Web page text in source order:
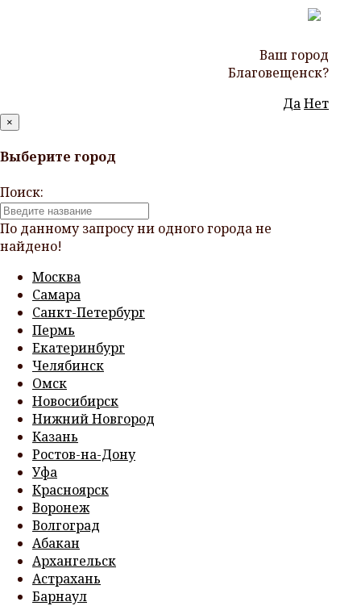
Ваш город
Благовещенск?
ДаНет
×
Выберите город
Поиск:
По данному запросу ни одного города не
найдено!
Москва
Самара
Санкт-Петербург
Пермь
Екатеринбург
Челябинск
Омск
Новосибирск
Нижний Новгород
Казань
Ростов-на-Дону
Уфа
Красноярск
Воронеж
Волгоград
Абакан
Архангельск
Астрахань
Барнаул